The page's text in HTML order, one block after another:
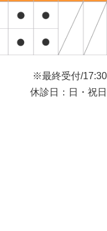
※最終受付/17:30
休診日：日・祝日